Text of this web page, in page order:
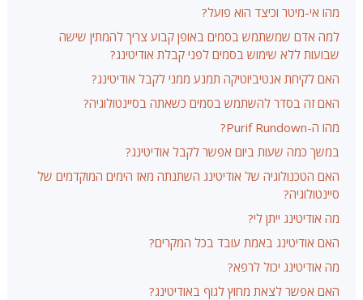
מהו אי-מיטר וכיצד הוא פועל?
למה אדם שמשתמש בסמים באופן קבוע צריך להמתין שישה
שבועות ללא שימוש בסמים לפני קבלת אודיטינג?
האם לקיחת אנטיביוטיקה תמנע ממני לקבל אודיטינג?
האם זה בסדר להשתמש בסמים כשאתה בסיינטולוגיה?
מהו ה-Purif Rundown?
במשך כמה שעות ביום אפשר לקבל אודיטינג?
האם הטכנולוגיה של אודיטינג השתנתה מאז הימים המוקדמים של
סיינטולוגיה?
מה אודיטינג ייתן לי?
האם אודיטינג באמת עובד בכל המקרים?
מה אודיטינג יכול לרפא?
האם אפשר לצאת מחוץ לגוף באודיטינג?